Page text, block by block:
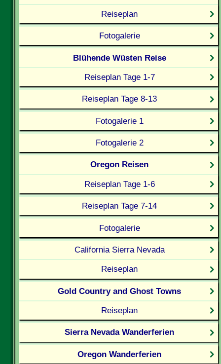
Reiseplan
Fotogalerie
Blühende Wüsten Reise
Reiseplan Tage 1-7
Reiseplan Tage 8-13
Fotogalerie 1
Fotogalerie 2
Oregon Reisen
Reiseplan Tage 1-6
Reiseplan Tage 7-14
Fotogalerie
California Sierra Nevada
Reiseplan
Gold Country and Ghost Towns
Reiseplan
Sierra Nevada Wanderferien
Oregon Wanderferien